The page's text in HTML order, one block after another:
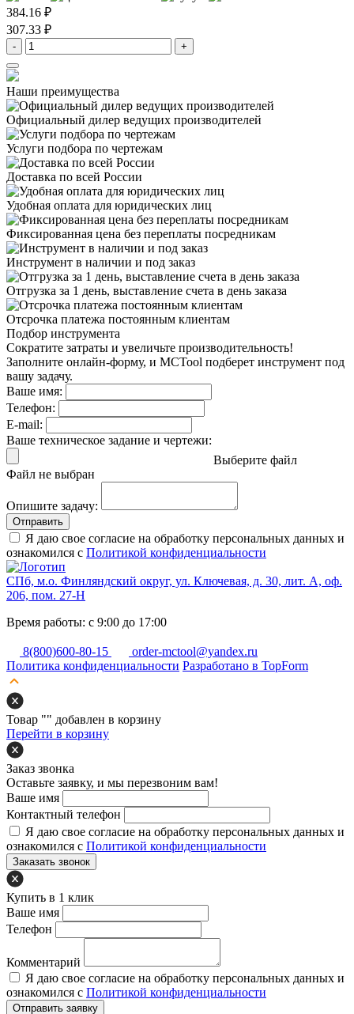
384.16 ₽
307.33 ₽
- +
Наши преимущества
Официальный дилер ведущих производителей
Услуги подбора по чертежам
Доставка по всей России
Удобная оплата для юридических лиц
Фиксированная цена без переплаты посредникам
Инструмент в наличии и под заказ
Отгрузка за 1 день, выставление счета в день заказа
Отсрочка платежа постоянным клиентам
Подбор инструмента
Сократите затраты и увеличьте производительность!
Заполните онлайн-форму, и MCTool подберет инструмент под
вашу задачу.
Ваше имя:
Телефон:
E-mail:
Ваше техническое задание и чертежи:
Выберите файл
Файл не выбран
Опишите задачу:
Отправить
Я даю свое согласие на обработку персональных данных и
ознакомился с Политикой конфиденциальности
СПб, м.о. Финляндский округ, ул. Ключевая, д. 30, лит. А, оф.
206, пом. 27-Н
Время работы: с 9:00 до 17:00
8(800)600-80-15
order-mctool@yandex.ru
Политика конфиденциальности Разработано в TopForm
Товар "" добавлен в корзину
Перейти в корзину
Заказ звонка
Оставьте заявку, и мы перезвоним вам!
Ваше имя
Контактный телефон
Я даю свое согласие на обработку персональных данных и
ознакомился с Политикой конфиденциальности
Заказать звонок
Купить в 1 клик
Ваше имя
Телефон
Комментарий
Я даю свое согласие на обработку персональных данных и
ознакомился с Политикой конфиденциальности
Отправить заявку